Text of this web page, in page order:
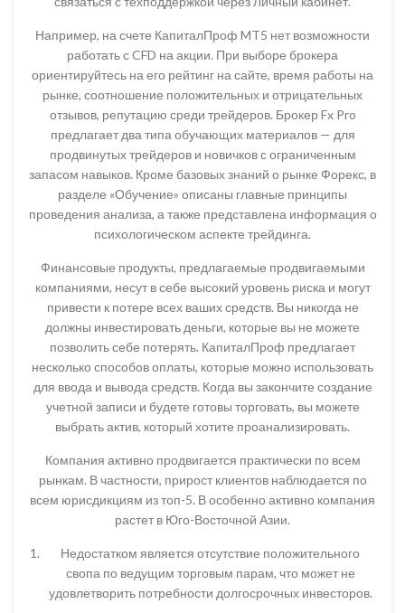
Например, на счете КапиталПроф MT5 нет возможности
работать с CFD на акции. При выборе брокера
ориентируйтесь на его рейтинг на сайте, время работы на
рынке, соотношение положительных и отрицательных
отзывов, репутацию среди трейдеров. Брокер Fx Pro
предлагает два типа обучающих материалов — для
продвинутых трейдеров и новичков с ограниченным
запасом навыков. Кроме базовых знаний о рынке Форекс, в
разделе «Обучение» описаны главные принципы
проведения анализа, а также представлена информация о
психологическом аспекте трейдинга.
Финансовые продукты, предлагаемые продвигаемыми
компаниями, несут в себе высокий уровень риска и могут
привести к потере всех ваших средств. Вы никогда не
должны инвестировать деньги, которые вы не можете
позволить себе потерять. КапиталПроф предлагает
несколько способов оплаты, которые можно использовать
для ввода и вывода средств. Когда вы закончите создание
учетной записи и будете готовы торговать, вы можете
выбрать актив, который хотите проанализировать.
Компания активно продвигается практически по всем
рынкам. В частности, прирост клиентов наблюдается по
всем юрисдикциям из топ-5. В особенно активно компания
растет в Юго-Восточной Азии.
Недостатком является отсутствие положительного
свопа по ведущим торговым парам, что может не
удовлетворить потребности долгосрочных инвесторов.